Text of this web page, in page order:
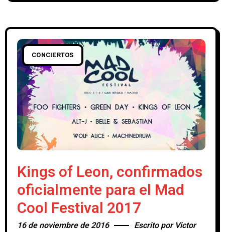
CONCIERTOS
Kings of Leon, confirmados
oficialmente para el Mad
Cool Festival 2017
16 de noviembre de 2016 Escrito por Victor